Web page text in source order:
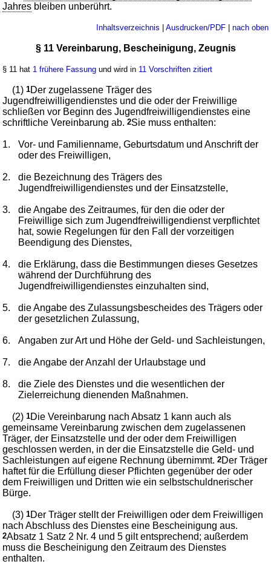
Jahres bleiben unberührt.
Inhaltsverzeichnis | Ausdrucken/PDF| nach oben
§ 11 Vereinbarung, Bescheinigung, Zeugnis
§ 11 hat 1 frühere Fassung und wird in 11 Vorschriften zitiert
(1)1Der zugelassene Träger des
Jugendfreiwilligendienstes und die oder der Freiwillige
schließen vor Beginn des Jugendfreiwilligendienstes eine
schriftliche Vereinbarung ab.2Sie muss enthalten:
1.
Vor- und Familienname, Geburtsdatum und Anschrift der
oder des Freiwilligen,
2.
die Bezeichnung des Trägers des
Jugendfreiwilligendienstes und der Einsatzstelle,
3.
die Angabe des Zeitraumes, für den die oder der
Freiwillige sich zum Jugendfreiwilligendienst verpflichtet
hat, sowie Regelungen für den Fall der vorzeitigen
Beendigung des Dienstes,
4.
die Erklärung, dass die Bestimmungen dieses Gesetzes
während der Durchführung des
Jugendfreiwilligendienstes einzuhalten sind,
5.
die Angabe des Zulassungsbescheides des Trägers oder
der gesetzlichen Zulassung,
6. Angaben zur Art und Höhe der Geld- und Sachleistungen,
7. die Angabe der Anzahl der Urlaubstage und
8.
die Ziele des Dienstes und die wesentlichen der
Zielerreichung dienenden Maßnahmen.
(2)1Die Vereinbarung nach Absatz 1 kann auch als
gemeinsame Vereinbarung zwischen dem zugelassenen
Träger, der Einsatzstelle und der oder dem Freiwilligen
geschlossen werden, in der die Einsatzstelle die Geld- und
Sachleistungen auf eigene Rechnung übernimmt.2Der Träger
haftet für die Erfüllung dieser Pflichten gegenüber der oder
dem Freiwilligen und Dritten wie ein selbstschuldnerischer
Bürge.
(3)1Der Träger stellt der Freiwilligen oder dem Freiwilligen
nach Abschluss des Dienstes eine Bescheinigung aus.
2Absatz 1 Satz 2 Nr. 4 und 5 gilt entsprechend; außerdem
muss die Bescheinigung den Zeitraum des Dienstes
enthalten.